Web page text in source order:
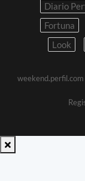
Diario
Fortuna
Look
weekend.perfil.com